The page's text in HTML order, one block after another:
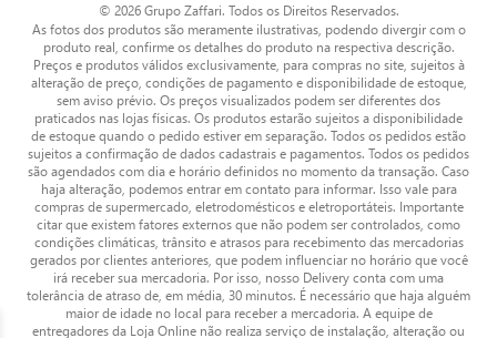
© 2026 Grupo Zaffari. Todos os Direitos Reservados.
As fotos dos produtos são meramente ilustrativas, podendo divergir com o
produto real, confirme os detalhes do produto na respectiva descrição.
Preços e produtos válidos exclusivamente, para compras no site, sujeitos à
alteração de preço, condições de pagamento e disponibilidade de estoque,
sem aviso prévio. Os preços visualizados podem ser diferentes dos
praticados nas lojas físicas. Os produtos estarão sujeitos a disponibilidade
de estoque quando o pedido estiver em separação. Todos os pedidos estão
sujeitos a confirmação de dados cadastrais e pagamentos. Todos os pedidos
são agendados com dia e horário definidos no momento da transação. Caso
haja alteração, podemos entrar em contato para informar. Isso vale para
compras de supermercado, eletrodomésticos e eletroportáteis. Importante
citar que existem fatores externos que não podem ser controlados, como
condições climáticas, trânsito e atrasos para recebimento das mercadorias
gerados por clientes anteriores, que podem influenciar no horário que você
irá receber sua mercadoria. Por isso, nosso Delivery conta com uma
tolerância de atraso de, em média, 30 minutos. É necessário que haja alguém
maior de idade no local para receber a mercadoria. A equipe de
entregadores da Loja Online não realiza serviço de instalação, alteração ou